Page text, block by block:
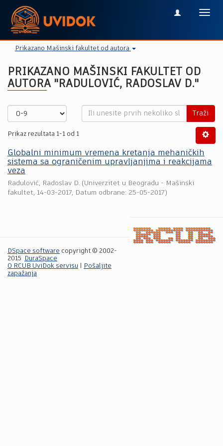
Prikazano Mašinski fakultet od autora
PRIKAZANO MAŠINSKI FAKULTET OD
AUTORA "RADULOVIĆ, RADOSLAV D."
Traži
Prikaz rezultata 1-1 od 1
Globalni minimum vremena kretanja mehaničkih
sistema sa ograničenim upravljanjima i reakcijama
veza
Radulović, Radoslav D. (Univerzitet u Beogradu - Mašinski
fakultet, 14-03-2017, Datum odbrane: 25-05-2017)
DSpace software copyright © 2002-
2015
DuraSpace
O RCUB UviDok servisu
Pošaljite
zapažanja